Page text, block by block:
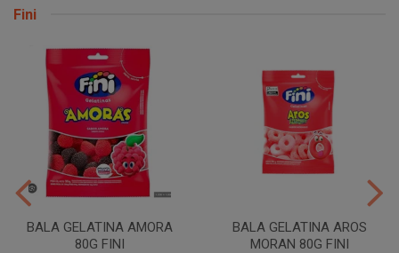
Fini
BALA GELATINA AMORA
80G FINI
BALA GELATINA AROS
MORAN 80G FINI